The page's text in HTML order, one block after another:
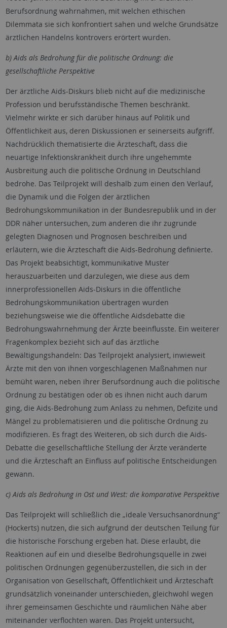
Berufsordnung wahrnahmen, mit welchen ethischen
Dilemmata sie sich konfrontiert sahen und welche Grundsätze
ärztlichen Handelns kontrovers erörtert wurden.
b) Aids als Bedrohung für die politische Ordnung: die
gesellschaftliche Perspektive
Der ärztliche Aids-Diskurs blieb nicht auf die medizinische
Profession und berufsständische Themen beschränkt.
Vielmehr wirkte er sich darüber hinaus auf Politik und
Öffentlichkeit aus, deren Diskussionen er seinerseits aufgriff.
Nachdrücklich thematisierte die Ärzteschaft, dass die
neuartige Infektionskrankheit durch ihre ungehemmte
Ausbreitung auch die politische Ordnung in Deutschland
bedrohe. Das Teilprojekt will deshalb zum einen den Verlauf,
die Dynamik und die Folgen der ärztlichen
Bedrohungskommunikation in der Bundesrepublik und in der
DDR näher untersuchen, zum anderen die ihr zugrunde
gelegten Diagnosen und Prognosen beschreiben und
erläutern, wie die Ärzteschaft die Aids-Bedrohung definierte.
Das Projekt beabsichtigt, kommunikative Muster
herauszuarbeiten und darzulegen, wie diese aus dem
innerprofessionellen Aids-Diskurs in die öffentliche
Bedrohungskommunikation übertragen wurden
beziehungsweise wie die öffentliche Aidsdebatte die
Bedrohungswahrnehmung der Ärzte beeinflusste. Ein weiterer
Fragenkomplex bezieht sich auf das ärztliche
Bewältigungshandeln: Das Teilprojekt analysiert, inwieweit
Ärzte mit den von ihnen vorgeschlagenen Maßnahmen nur
bemüht waren, neben ihrer Berufsordnung auch die politische
Ordnung zu bestätigen oder ob es ihnen nicht auch darum
ging, die Aids-Bedrohung zum Anlass zu nehmen, Defizite und
Mängel zu problematisieren und die politische Ordnung zu
modifizieren. Es fragt des Weiteren, ob sich durch die Aids-
Debatte die gesellschaftliche Stellung der Ärzte veränderte
und die Ärzteschaft an Einfluss auf politische Entscheidungen
gewann.
c) Aids als Bedrohung in Ost und West: die komparative Perspektive
Das Teilprojekt will schließlich die „ideale Versuchsanordnung“
(Hockerts) nutzen, die sich aufgrund der deutschen Teilung für
die historische Forschung ergeben hat. Diese erlaubt, die
Reaktionen auf ein und dieselbe Bedrohungsquelle in zwei
politischen Ordnungen gegenüberzustellen, die sich in der
Organisation von Gesellschaft, Öffentlichkeit und Ärzteschaft
grundsätzlich voneinander unterschieden, gleichwohl wegen
ihrer gemeinsamen Geschichte und räumlichen Nähe aber
miteinander verflochten waren. Das Projekt untersucht,